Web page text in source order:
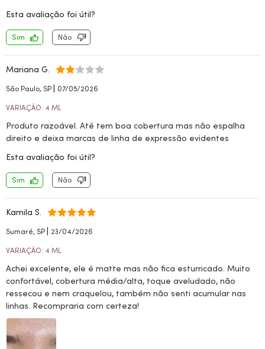
Esta avaliação foi útil?
Sim Não
Mariana G.
São Paulo, SP | 07/05/2026
VARIAÇÃO: 4 ML
Produto razoável. Até tem boa cobertura mas não espalha
direito e deixa marcas de linha de expressão evidentes
Esta avaliação foi útil?
Sim Não
Kamila S.
Sumaré, SP | 23/04/2026
VARIAÇÃO: 4 ML
Achei excelente, ele é matte mas não fica esturricado. Muito
confortável, cobertura média/alta, toque aveludado, não
ressecou e nem craquelou, também não senti acumular nas
linhas. Recompraria com certeza!